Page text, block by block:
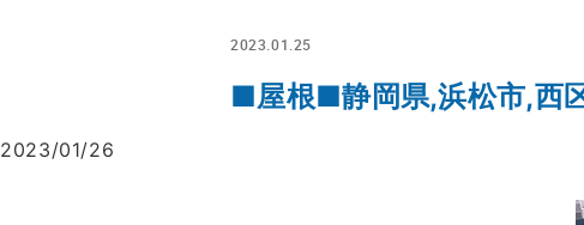
2023.01.25
■屋根■静岡県,浜松市,西
2023/01/26